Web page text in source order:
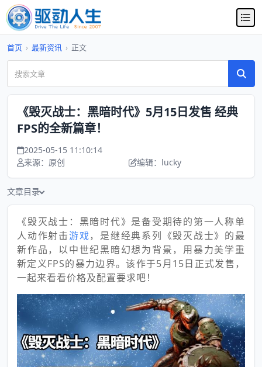
首页 › 最新资讯 › 正文
《毁灭战士：黑暗时代》5月15日发售 经典
FPS的全新篇章！
2025-05-15 11:10:14
来源：原创
编辑：lucky
文章目录
《毁灭战士：黑暗时代》是备受期待的第一人称单
人动作射击游戏，是继经典系列《毁灭战士》的最
新作品，以中世纪黑暗幻想为背景，用暴力美学重
新定义FPS的暴力边界。该作于5月15日正式发售，
一起来看看价格及配置要求吧！